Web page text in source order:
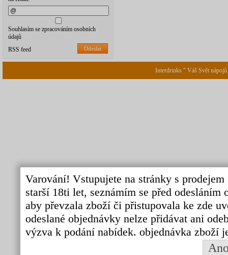
Souhlasím se zpracováním osobních
údajů
Odeslat
RSS feed
Interdrinks " Váš Svět
Varování! Vstupujete na stránky s
starší 18ti let, seznámím se před
aby převzala zboží či přistupovala ke zde
odeslané objednávky nelze přidávat ani
výzva k podání nabídek. objednávka zboží